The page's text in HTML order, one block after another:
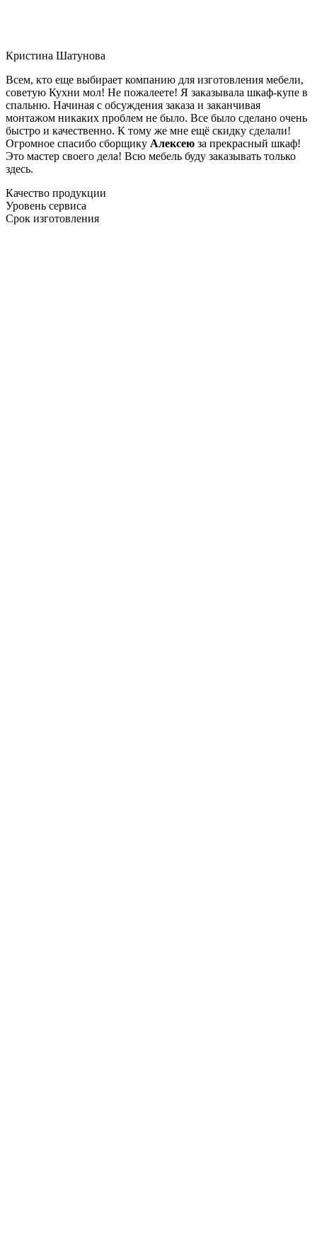
Кристина Шатунова
Всем, кто еще выбирает компанию для изготовления мебели,
советую Кухни мол! Не пожалеете! Я заказывала шкаф-купе в
спальню. Начиная с обсуждения заказа и заканчивая
монтажом никаких проблем не было. Все было сделано очень
быстро и качественно. К тому же мне ещё скидку сделали!
Огромное спасибо сборщику Алексею за прекрасный шкаф!
Это мастер своего дела! Всю мебель буду заказывать только
здесь.
Качество продукции
Уровень сервиса
Срок изготовления